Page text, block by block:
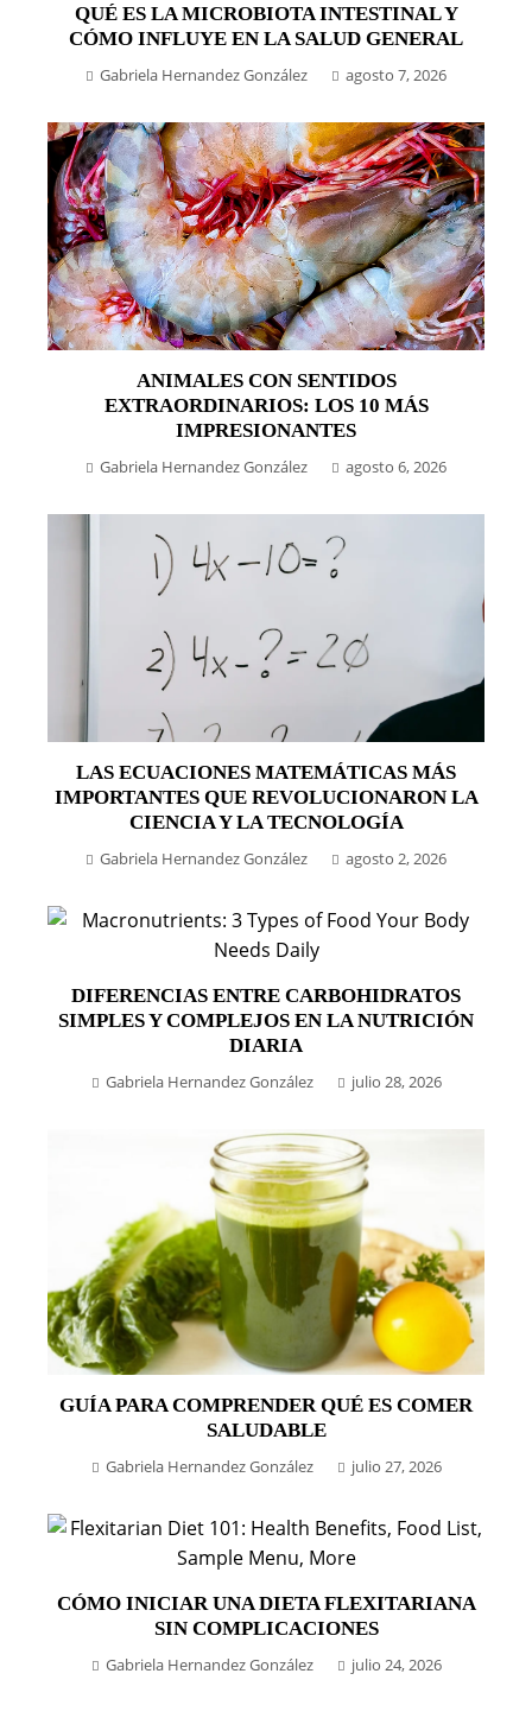
QUÉ ES LA MICROBIOTA INTESTINAL Y
CÓMO INFLUYE EN LA SALUD GENERAL
Gabriela Hernandez González agosto 7, 2026
ANIMALES CON SENTIDOS
EXTRAORDINARIOS: LOS 10 MÁS
IMPRESIONANTES
Gabriela Hernandez González agosto 6, 2026
LAS ECUACIONES MATEMÁTICAS MÁS
IMPORTANTES QUE REVOLUCIONARON LA
CIENCIA Y LA TECNOLOGÍA
Gabriela Hernandez González agosto 2, 2026
DIFERENCIAS ENTRE CARBOHIDRATOS
SIMPLES Y COMPLEJOS EN LA NUTRICIÓN
DIARIA
Gabriela Hernandez González julio 28, 2026
GUÍA PARA COMPRENDER QUÉ ES COMER
SALUDABLE
Gabriela Hernandez González julio 27, 2026
CÓMO INICIAR UNA DIETA FLEXITARIANA
SIN COMPLICACIONES
Gabriela Hernandez González julio 24, 2026